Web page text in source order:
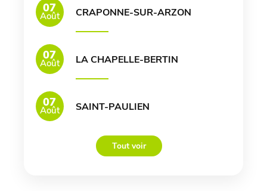
07
Août CRAPONNE-SUR-ARZON
07
Août LA CHAPELLE-BERTIN
07
Août SAINT-PAULIEN
Tout voir